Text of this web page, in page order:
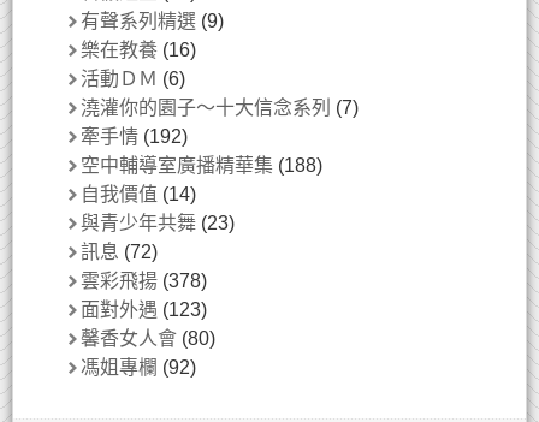
有聲系列精選 (9)
樂在教養 (16)
活動ＤＭ (6)
澆灌你的園子～十大信念系列 (7)
牽手情 (192)
空中輔導室廣播精華集 (188)
自我價值 (14)
與青少年共舞 (23)
訊息 (72)
雲彩飛揚 (378)
面對外遇 (123)
馨香女人會 (80)
馮姐專欄 (92)